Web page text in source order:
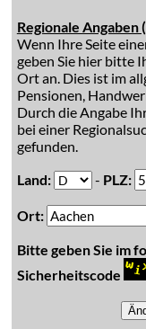
Regionale Angaben
Wenn Ihre Seite
geben Sie hier bitte
Ort an. Dies ist im
Pensionen,
Durch die Angabe
bei einer
gefunden.
Land:
- PLZ:
Ort:
Bitte geben Sie im
Sicherheitscode